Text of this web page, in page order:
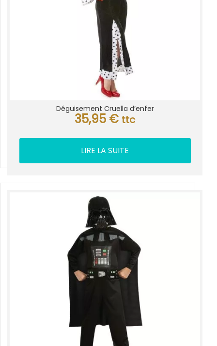
Déguisement Cruella d’enfer
35,95 € ttc
LIRE LA SUITE